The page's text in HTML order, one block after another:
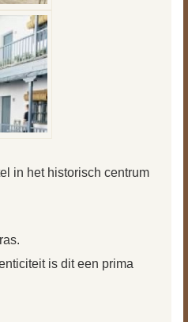
in het historisch centrum
is dit een prima